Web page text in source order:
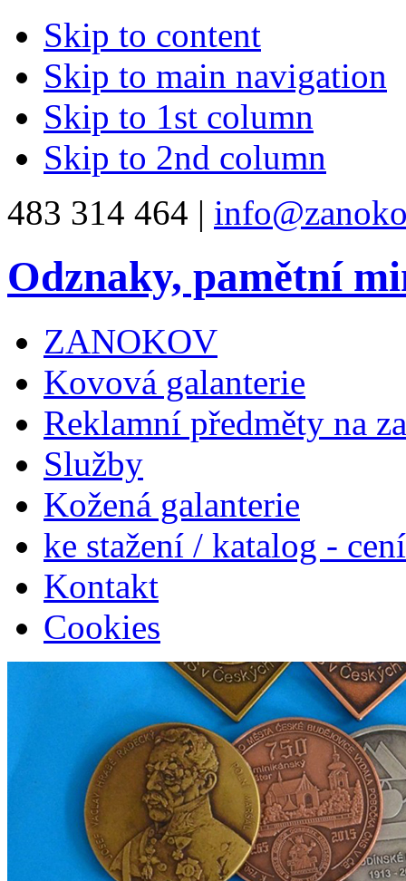
Skip to content
Skip to main navigation
Skip to 1st column
Skip to 2nd column
483 314 464 |
Odznaky, pamětní
ZANOKOV
Kovová galanterie
Reklamní předměty na
Služby
Kožená galanterie
ke stažení / katalog -
Kontakt
Cookies